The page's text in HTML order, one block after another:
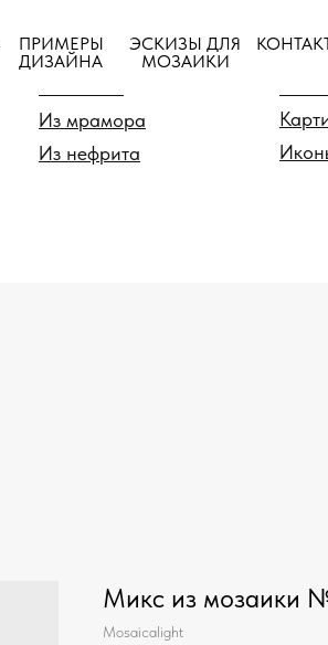
ПРИМЕРЫ
ДИЗАЙНА
ЭСКИЗЫ ДЛЯ
МОЗАИКИ
По материалу
Из нефрита
Из мрамора
Микс из мозаики
Mosaicalight